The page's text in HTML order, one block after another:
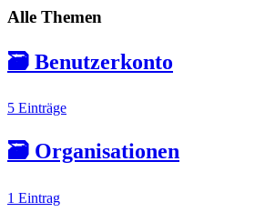
Alle Themen
🗃️ Benutzerkonto
5 Einträge
🗃️ Organisationen
1 Eintrag